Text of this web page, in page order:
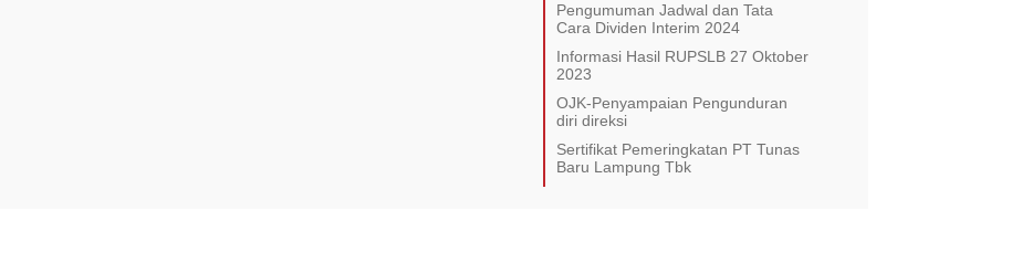
Pengumuman Jadwal dan Tata
Cara Dividen Interim 2024
Informasi Hasil RUPSLB 27 Oktober
2023
OJK-Penyampaian Pengunduran
diri direksi
Sertifikat Pemeringkatan PT Tunas
Baru Lampung Tbk